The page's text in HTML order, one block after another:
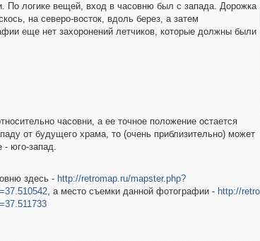
По логике вещей, вход в часовню был с запада. Дорожка
на северо-восток, вдоль берез, а затем
еще нет захоронений летчиков, которые должны были
часовни, а ее точное положение остается
от будущего храма, то (очень приблизительно) может
- юго-запад.
здесь - http://retromap.ru/mapster.php?
, а место съемки данной фотографии - http://